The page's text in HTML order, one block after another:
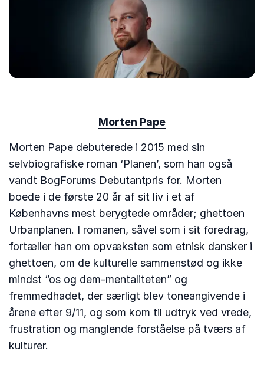
Morten Pape
Morten Pape debuterede i 2015 med sin
selvbiografiske roman ‘Planen’, som han også
vandt BogForums Debutantpris for. Morten
boede i de første 20 år af sit liv i et af
Københavns mest berygtede områder; ghettoen
Urbanplanen. I romanen, såvel som i sit foredrag,
fortæller han om opvæksten som etnisk dansker i
ghettoen, om de kulturelle sammenstød og ikke
mindst “os og dem-mentaliteten” og
fremmedhadet, der særligt blev toneangivende i
årene efter 9/11, og som kom til udtryk ved vrede,
frustration og manglende forståelse på tværs af
kulturer.